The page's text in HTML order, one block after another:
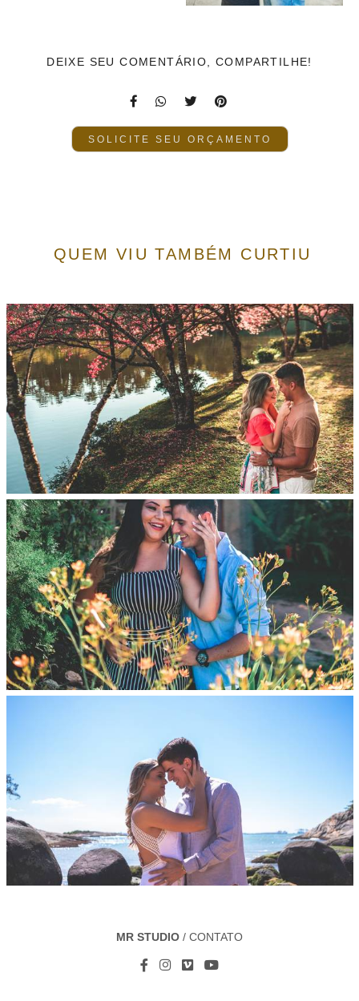
DEIXE SEU COMENTÁRIO, COMPARTILHE!
SOLICITE SEU ORÇAMENTO
QUEM VIU TAMBÉM CURTIU
MR STUDIO / CONTATO